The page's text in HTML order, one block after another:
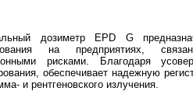
дозиметр EPD G
на предприятиях,
рисками. Благодаря
обеспечивает надежную
и рентгеновского излучения.